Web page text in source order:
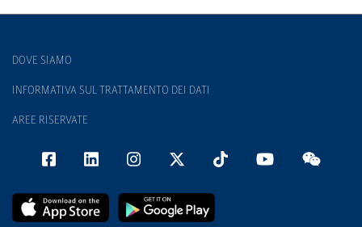
DOVE SIAMO
INFORMATIVA SUL TRATTAMENTO DEI DATI
AREE RISERVATE